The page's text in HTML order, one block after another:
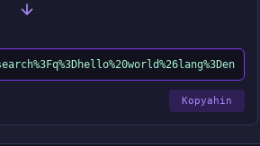
Kopyahin